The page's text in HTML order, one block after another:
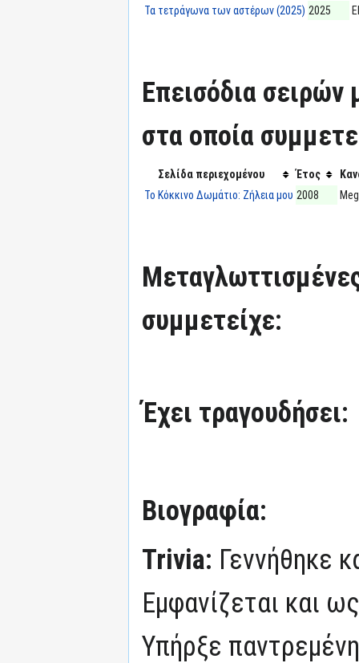
Τα τετράγωνα των αστέρων (2025) 2025
Επεισόδια
στα οποία
Σελίδα περιεχομένου Έτος
Το Κόκκινο Δωμάτιο: Ζήλεια μου 2008
συμμετείχε:
Έχει τραγουδήσει:
Βιογραφία:
Trivia: Γεννήθηκε
Εμφανίζεται και
Υπήρξε